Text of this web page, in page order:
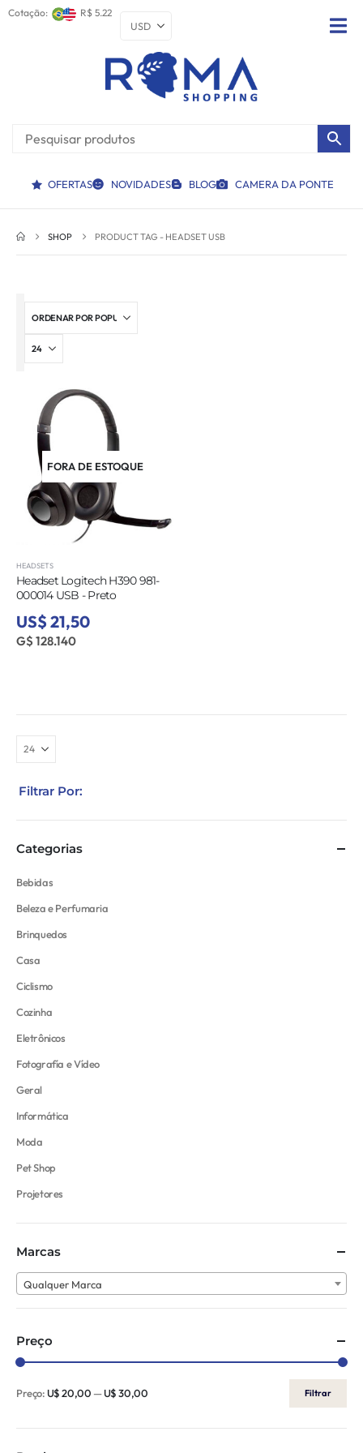
Cotação: R$ 5.22
OFERTAS NOVIDADES BLOG CAMERA DA PONTE
SHOP PRODUCT TAG - HEADSET USB
FORA DE ESTOQUE
HEADSETS
Headset Logitech H390 981-
000014 USB - Preto
US$ 21,50
G$ 128.140
Filtrar Por:
Categorias
Bebidas
Beleza e Perfumaria
Brinquedos
Casa
Ciclismo
Cozinha
Eletrônicos
Fotografía e Vídeo
Geral
Informática
Moda
Pet Shop
Projetores
Marcas
Qualquer Marca
Preço
Filtrar
Preço:U$ 20,00—U$ 30,00